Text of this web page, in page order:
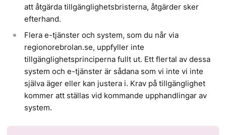
att åtgärda tillgänglighetsbristerna, åtgärder sker
efterhand.
Flera e-tjänster och system, som du når via
regionorebrolan.se, uppfyller inte
tillgänglighetsprinciperna fullt ut. Ett flertal av dessa
system och e-tjänster är sådana som vi inte vi inte
själva äger eller kan justera i. Krav på tillgänglighet
kommer att ställas vid kommande upphandlingar av
system.